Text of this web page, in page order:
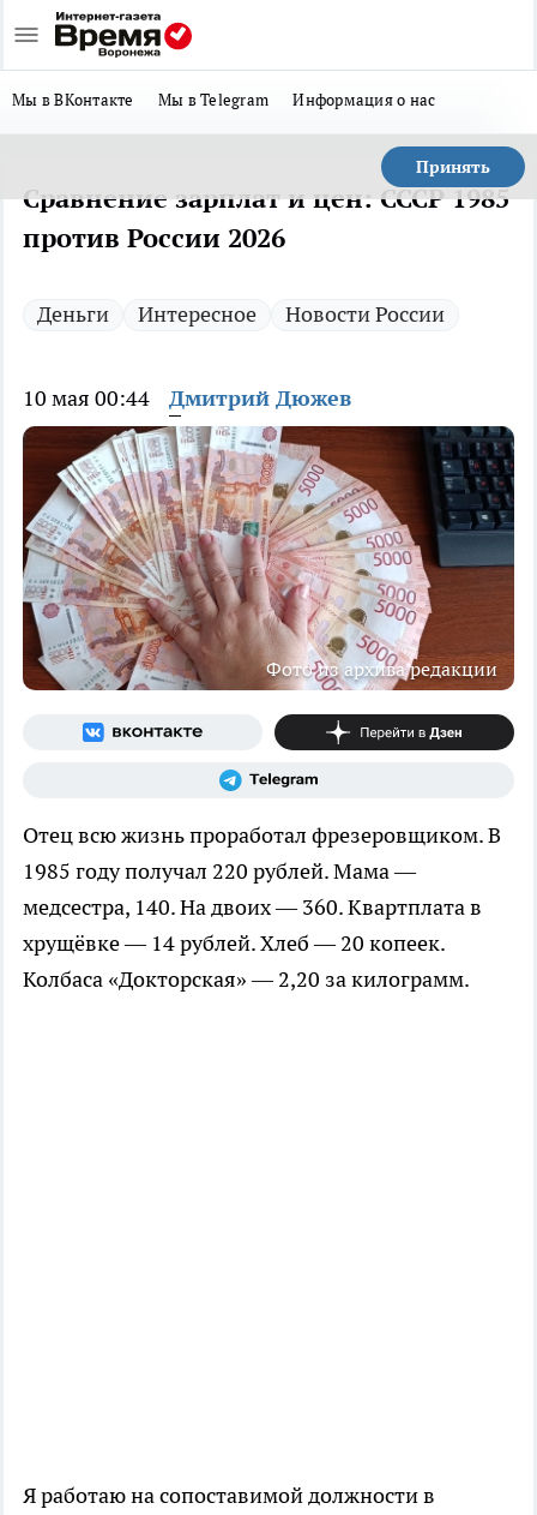
Мы в ВКонтакте Мы в Telegram Информация о нас
Принять
Сравнение зарплат и цен: СССР 1985
против России 2026
Деньги Интересное Новости России
10 мая 00:44 Дмитрий Дюжев
Фото из архива редакции
Отец всю жизнь проработал фрезеровщиком. В
1985 году получал 220 рублей. Мама —
медсестра, 140. На двоих — 360. Квартплата в
хрущёвке — 14 рублей. Хлеб — 20 копеек.
Колбаса «Докторская» — 2,20 за килограмм.
Я работаю на сопоставимой должности в